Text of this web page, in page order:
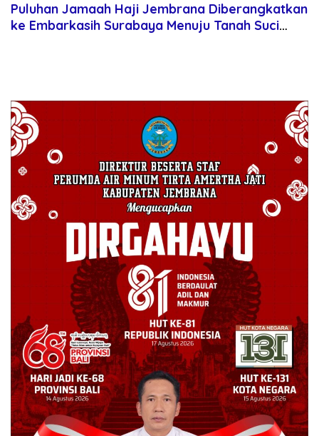
Puluhan Jamaah Haji Jembrana Diberangkatkan
ke Embarkasih Surabaya Menuju Tanah Suci